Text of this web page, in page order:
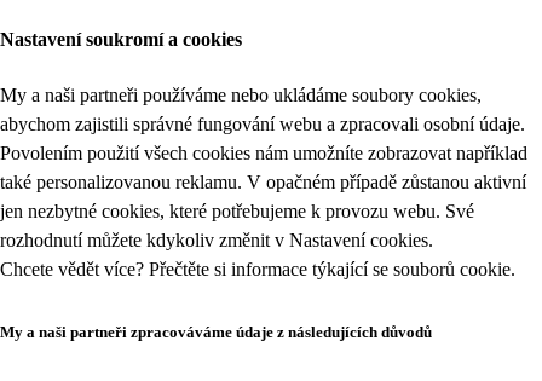
Nastavení soukromí a cookies
My a naši partneři používáme nebo ukládáme soubory cookies,
abychom zajistili správné fungování webu a zpracovali osobní údaje.
Povolením použití všech cookies nám umožníte zobrazovat například
také personalizovanou reklamu. V opačném případě zůstanou aktivní
jen nezbytné cookies, které potřebujeme k provozu webu. Své
rozhodnutí můžete kdykoliv změnit v Nastavení cookies.
Chcete vědět více? Přečtěte si informace týkající se souborů cookie.
My a naši partneři zpracováváme údaje z následujících důvodů